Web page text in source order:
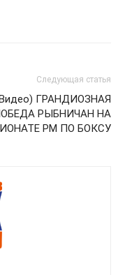
Следующая статья
ГРАНДИОЗНАЯ
РЫБНИЧАН НА
РМ ПО БОКСУ